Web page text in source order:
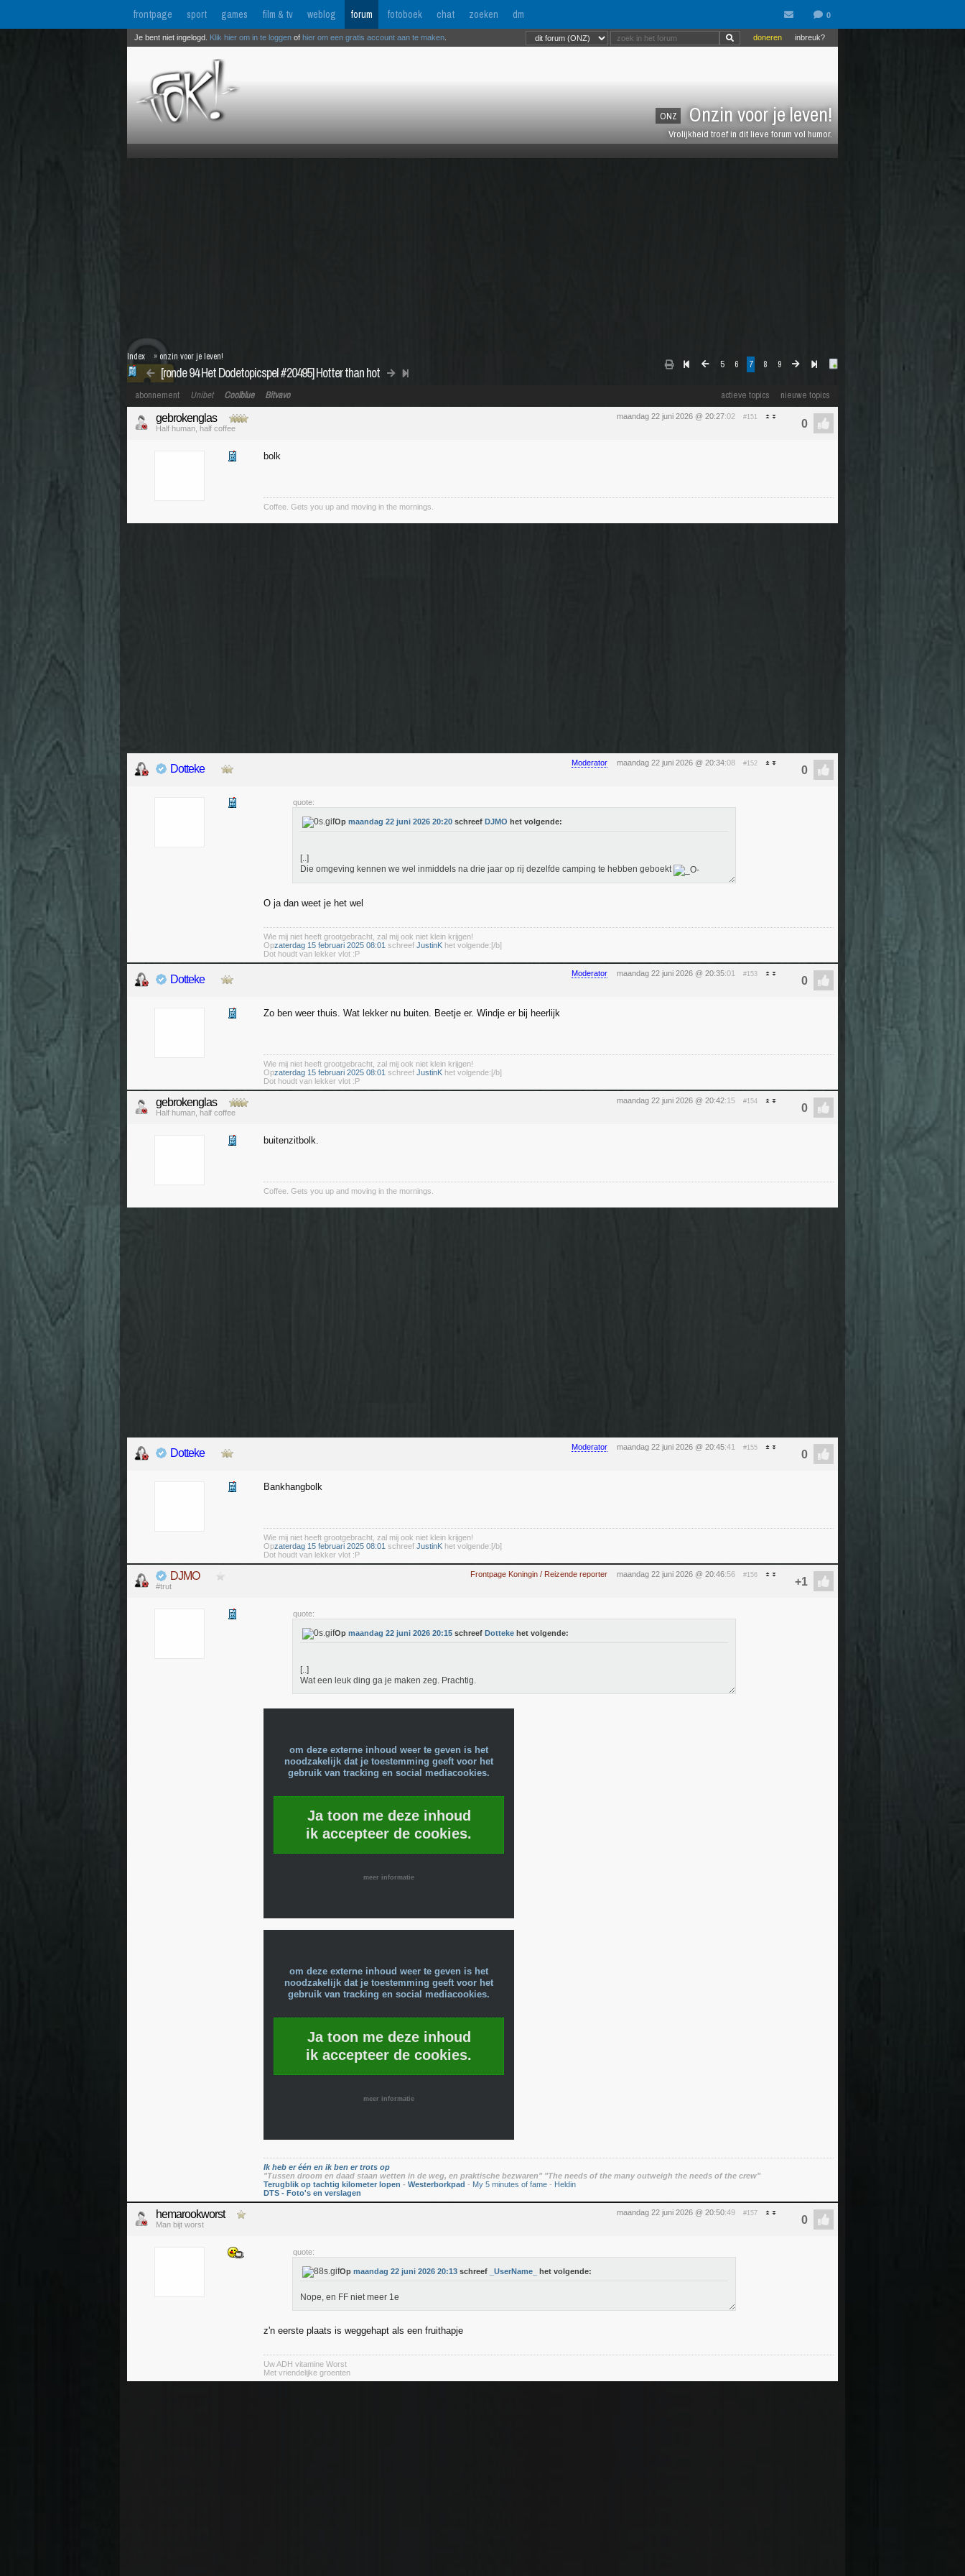
frontpage sport games film & tv weblog forum fotoboek chat zoeken dm
ONZ Onzin voor je leven!
Vrolijkheid troef in dit lieve forum vol humor.
inbreuk?
doneren
Je bent niet ingelogd. Klik hier om in te loggen of hier om een gratis account aan te maken
5 6 7 8 9
[ronde 94 Het Dodetopicspel #20495] Hotter than hot
Index » onzin voor je leven!
actieve topics nieuwe topics
abonnement Unibet Coolblue Bitvavo
maandag 22 juni 2026 @ 20:27:02 #151
gebrokenglas
Half human, half coffee
bolk
Coffee. Gets you up and moving in the mornings.
Moderator maandag 22 juni 2026 @ 20:34:08 #152
Dotteke
quote:
Op maandag 22 juni 2026 20:20 schreef DJMO het volgende:
[..]
Die omgeving kennen we wel inmiddels na drie jaar op rij dezelfde camping te hebben geboekt
O ja dan weet je het wel
Wie mij niet heeft grootgebracht, zal mij ook niet klein krijgen!
Opzaterdag 15 februari 2025 08:01 schreef JustinK het volgende:[/b]
Dot houdt van lekker vlot :P
Moderator maandag 22 juni 2026 @ 20:35:01 #153
Dotteke
Zo ben weer thuis. Wat lekker nu buiten. Beetje er. Windje er bij heerlijk
Wie mij niet heeft grootgebracht, zal mij ook niet klein krijgen!
Opzaterdag 15 februari 2025 08:01 schreef JustinK het volgende:[/b]
Dot houdt van lekker vlot :P
maandag 22 juni 2026 @ 20:42:15 #154
gebrokenglas
Half human, half coffee
buitenzitbolk.
Coffee. Gets you up and moving in the mornings.
Moderator maandag 22 juni 2026 @ 20:45:41 #155
Dotteke
Bankhangbolk
Wie mij niet heeft grootgebracht, zal mij ook niet klein krijgen!
Opzaterdag 15 februari 2025 08:01 schreef JustinK het volgende:[/b]
Dot houdt van lekker vlot :P
Frontpage Koningin / Reizende reporter maandag 22 juni 2026 @ 20:46:56 #156
DJMO
#trut
quote:
Op maandag 22 juni 2026 20:15 schreef Dotteke het volgende:
[..]
Wat een leuk ding ga je maken zeg. Prachtig.
om deze externe inhoud weer te geven is het
noodzakelijk dat je toestemming geeft voor het
gebruik van tracking en social mediacookies.
Ja toon me deze inhoud
ik accepteer de cookies.
meer informatie
om deze externe inhoud weer te geven is het
noodzakelijk dat je toestemming geeft voor het
gebruik van tracking en social mediacookies.
Ja toon me deze inhoud
ik accepteer de cookies.
meer informatie
Ik heb er één en ik ben er trots op
"Tussen droom en daad staan wetten in de weg, en praktische bezwaren" "The needs of the many outweigh the needs of the crew"
Terugblik op tachtig kilometer lopen - Westerborkpad - My 5 minutes of fame - Heldin
DTS - Foto's en verslagen
maandag 22 juni 2026 @ 20:50:49 #157
hemarookworst
Man bijt worst
quote:
Op maandag 22 juni 2026 20:13 schreef _UserName_ het volgende:
Nope, en FF niet meer 1e
z'n eerste plaats is weggehapt als een fruithapje
Uw ADH vitamine Worst
Met vriendelijke groenten